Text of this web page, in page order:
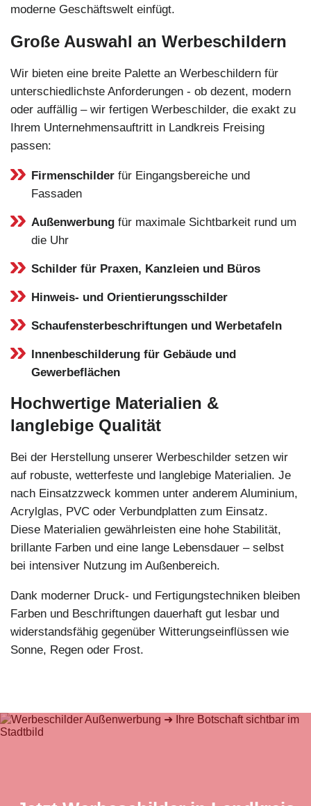
moderne Geschäftswelt einfügt.
Große Auswahl an Werbeschildern
Wir bieten eine breite Palette an Werbeschildern für
unterschiedlichste Anforderungen - ob dezent, modern
oder auffällig – wir fertigen Werbeschilder, die exakt zu
Ihrem Unternehmensauftritt in Landkreis Freising
passen:
Firmenschilder für Eingangsbereiche und
Fassaden
Außenwerbung für maximale Sichtbarkeit rund um
die Uhr
Schilder für Praxen, Kanzleien und Büros
Hinweis- und Orientierungsschilder
Schaufensterbeschriftungen und Werbetafeln
Innenbeschilderung für Gebäude und
Gewerbeflächen
Hochwertige Materialien &
langlebige Qualität
Bei der Herstellung unserer Werbeschilder setzen wir
auf robuste, wetterfeste und langlebige Materialien. Je
nach Einsatzzweck kommen unter anderem Aluminium,
Acrylglas, PVC oder Verbundplatten zum Einsatz.
Diese Materialien gewährleisten eine hohe Stabilität,
brillante Farben und eine lange Lebensdauer – selbst
bei intensiver Nutzung im Außenbereich.
Dank moderner Druck- und Fertigungstechniken bleiben
Farben und Beschriftungen dauerhaft gut lesbar und
widerstandsfähig gegenüber Witterungseinflüssen wie
Sonne, Regen oder Frost.